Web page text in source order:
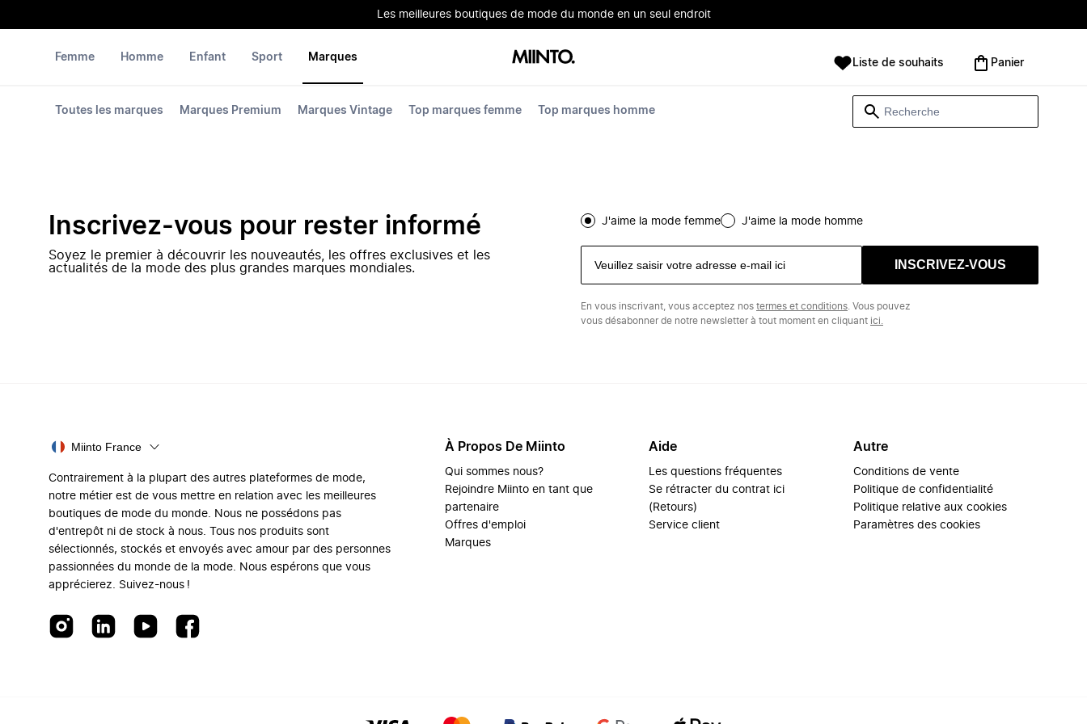
Les meilleures boutiques de mode du monde en un seul endroit
Femme Homme Enfant Sport Marques
Toutes les marques Marques Premium Marques Vintage Top marques femme Top marques homme
Liste de souhaits Panier
Inscrivez-vous pour rester informé
Soyez le premier à découvrir les nouveautés, les offres exclusives et les
actualités de la mode des plus grandes marques mondiales.
J'aime la mode femme J'aime la mode homme
INSCRIVEZ-VOUS
En vous inscrivant, vous acceptez nos termes et conditions . Vous pouvez
vous désabonner de notre newsletter à tout moment en cliquant ici.
Miinto France
Contrairement à la plupart des autres plateformes de mode,
notre métier est de vous mettre en relation avec les meilleures
boutiques de mode du monde. Nous ne possédons pas
d'entrepôt ni de stock à nous. Tous nos produits sont
sélectionnés, stockés et envoyés avec amour par des personnes
passionnées du monde de la mode. Nous espérons que vous
apprécierez. Suivez-nous !
À Propos De Miinto
Qui sommes nous?
Rejoindre Miinto en tant que
partenaire
Offres d'emploi
Marques
Aide
Les questions fréquentes
Se rétracter du contrat ici
(Retours)
Service client
Autre
Conditions de vente
Politique de confidentialité
Politique relative aux cookies
Paramètres des cookies